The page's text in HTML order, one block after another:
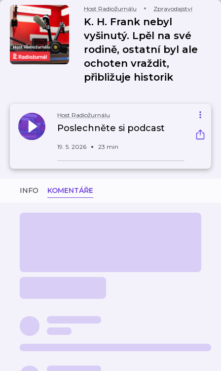
Host Radiožurnálu Zpravodajství
K. H. Frank nebyl
vyšinutý. Lpěl na své
rodině, ostatní byl ale
ochoten vraždit,
přibližuje historik
Host Radiožurnálu
Poslechněte si podcast
19. 5. 2026 23 min
INFO KOMENTÁŘE